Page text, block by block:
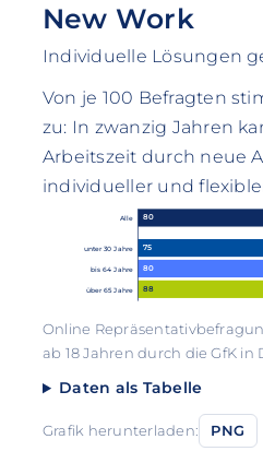
New Work
Individuelle Lösungen
Von je 100 Befragten
zu: In zwanzig Jahren
Arbeitszeit durch neue
individueller und
Alle 80
unter 30 Jahre 75
bis 64 Jahre 80
über 65 Jahre 88
Online
ab 18 Jahren durch die GfK in
Daten als Tabelle
Grafik herunterladen: PNG